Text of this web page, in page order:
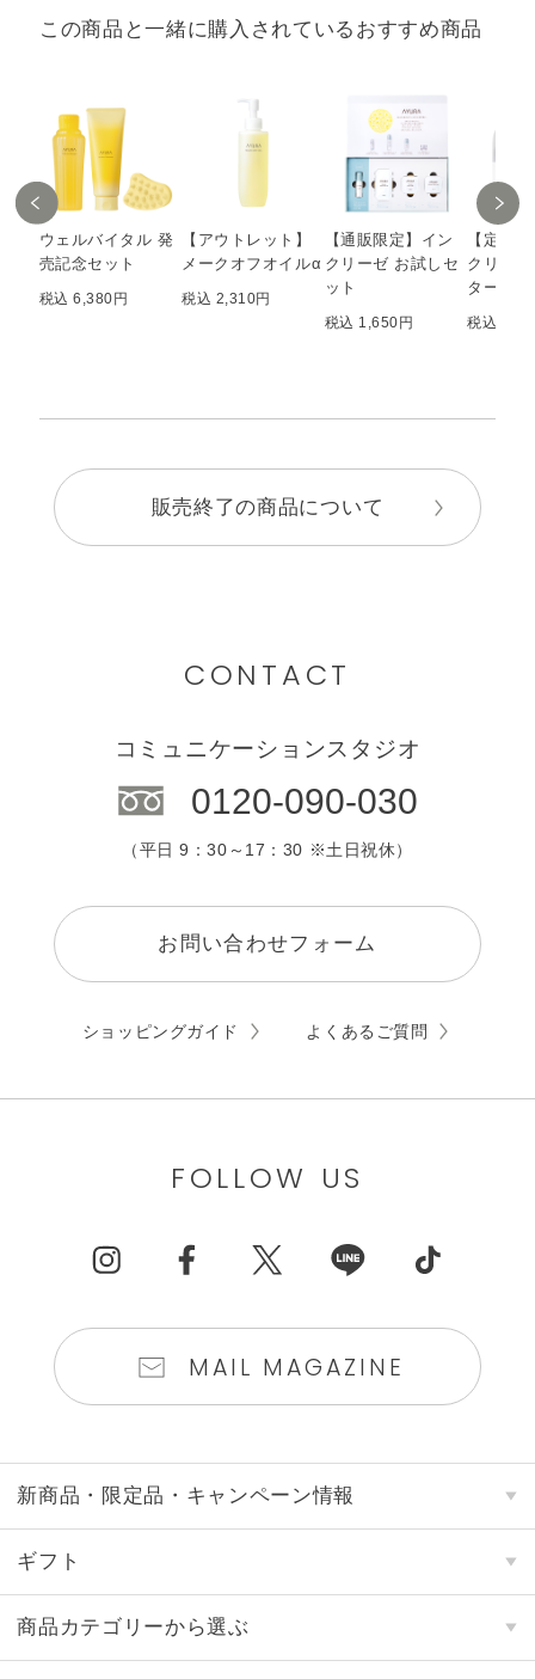
この商品と一緒に購入されているおすすめ商品
ウェルバイタル 発
売記念セット
税込 6,380円
【アウトレット】
メークオフオイルα
税込 2,310円
【通販限定】イン
クリーゼ お試しセ
ット
税込 1,650円
【定期
クリー
ター
税込
販売終了の商品について
CONTACT
コミュニケーションスタジオ
0120-090-030
（平日 9：30～17：30 ※土日祝休）
お問い合わせフォーム
ショッピングガイド よくあるご質問
FOLLOW US
MAIL MAGAZINE
新商品・限定品・キャンペーン情報
ギフト
商品カテゴリーから選ぶ